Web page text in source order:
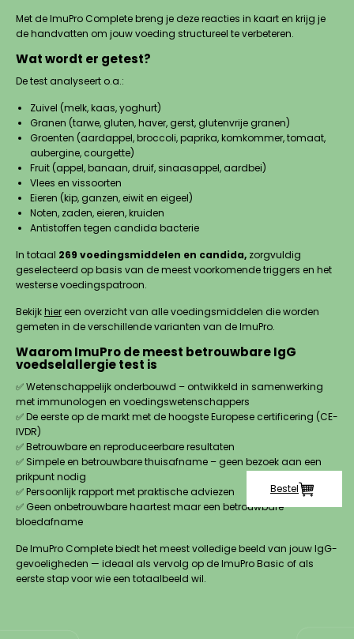
Bestel
Met de ImuPro Complete breng je deze reacties in kaart en krijg je
de handvatten om jouw voeding structureel te verbeteren.
Wat wordt er getest?
De test analyseert o.a.:
Zuivel (melk, kaas, yoghurt)
Granen (tarwe, gluten, haver, gerst, glutenvrije granen)
Groenten (aardappel, broccoli, paprika, komkommer, tomaat,
aubergine, courgette)
Fruit (appel, banaan, druif, sinaasappel, aardbei)
Vlees en vissoorten
Eieren (kip, ganzen, eiwit en eigeel)
Noten, zaden, eieren, kruiden
Antistoffen tegen candida bacterie
In totaal 269 voedingsmiddelen en candida, zorgvuldig
geselecteerd op basis van de meest voorkomende triggers en het
westerse voedingspatroon.
Bekijkhiereen overzicht van alle voedingsmiddelen die worden
gemeten in de verschillende varianten van de ImuPro.
Waarom ImuPro de meest betrouwbare IgG
voedselallergie test is
✅ Wetenschappelijk onderbouwd – ontwikkeld in samenwerking
met immunologen en voedingswetenschappers
✅ De eerste op de markt met de hoogste Europese certificering (CE-
IVDR)
✅ Betrouwbare en reproduceerbare resultaten
✅ Simpele en betrouwbare thuisafname – geen bezoek aan een
prikpunt nodig
✅ Persoonlijk rapport met praktische adviezen
✅ Geen onbetrouwbare haartest maar een betrouwbare
bloedafname
De ImuPro Complete biedt het meest volledige beeld van jouw IgG-
gevoeligheden — ideaal als vervolg op de ImuPro Basic of als
eerste stap voor wie een totaalbeeld wil.